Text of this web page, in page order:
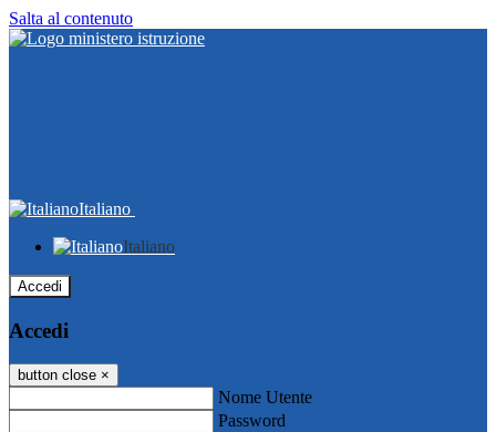
Salta al contenuto
Italiano
Italiano
Accedi
Accedi
button close ×
Nome Utente
Password